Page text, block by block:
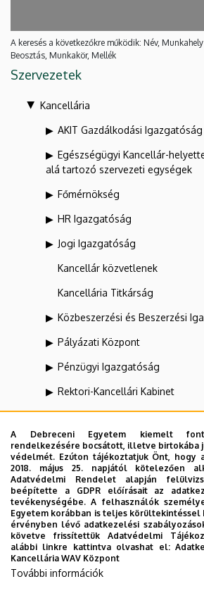
A Debreceni Egyetem kiemelt
rendelkezésére bocsátott, illetve birtokába
védelmét. Ezúton tájékoztatjuk Önt, hogy
2018. május 25. napjától kötelezően
Adatvédelmi Rendelet alapján
beépítette a GDPR előírásait az
tevékenységébe. A felhasználók
Egyetem korábban is teljes
érvényben lévő adatkezelési
követve frissítettük Adatvédelmi
alábbi linkre kattintva olvashat el:
Kancellária WAV Központ
További információk
A keresés a következőkre működik: Név,
Beosztás, Munkakör, Mellék
Szervezetek
Kancellária
AKIT Gazdálkodási Igazgatóság
Egészségügyi Kancellár-
alá tartozó szervezeti egységek
Főmérnökség
HR Igazgatóság
Jogi Igazgatóság
Kancellár közvetlenek
Kancellária Titkárság
Közbeszerzési és Beszerzési
Pályázati Központ
Pénzügyi Igazgatóság
Rektori-Kancellári Kabinet
SAP Kompetencia Központ
Számviteli Igazgatóság
Szervezési Igazgatóság
Szolgáltatási és Műszaki
Tervezési és Kontrolling
Vagyongazdálkodási